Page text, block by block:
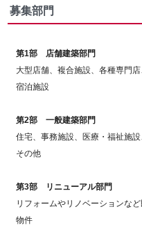
募集部門
第1部 店舗建築部門
大型店舗、複合施設、各種専門
宿泊施設
第2部 一般建築部門
住宅、事務施設、医療・福祉施
その他
第3部 リニューアル部門
リフォームやリノベーションな
物件